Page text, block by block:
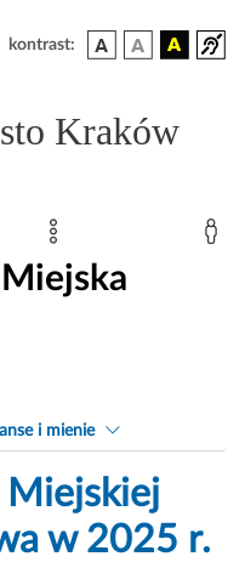
kontrast:
Kraków
i mienie
Miejskiej
w 2025 r.